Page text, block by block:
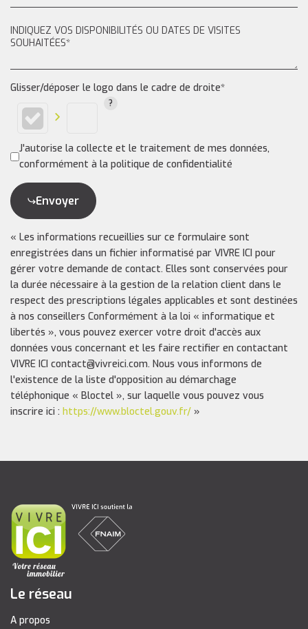
Glisser/déposer le logo dans le cadre de droite*
J'autorise la collecte et le traitement de mes données,
conformément à la politique de confidentialité
Envoyer
« Les informations recueillies sur ce formulaire sont
enregistrées dans un fichier informatisé par VIVRE ICI pour
gérer votre demande de contact. Elles sont conservées pour
la durée nécessaire à la gestion de la relation client dans le
respect des prescriptions légales applicables et sont destinées
à nos conseillers Conformément à la loi « informatique et
libertés », vous pouvez exercer votre droit d'accès aux
données vous concernant et les faire rectifier en contactant
VIVRE ICI contact@vivreici.com. Nous vous informons de
l'existence de la liste d'opposition au démarchage
téléphonique « Bloctel », sur laquelle vous pouvez vous
inscrire ici : https://www.bloctel.gouv.fr/ »
Le réseau
A propos